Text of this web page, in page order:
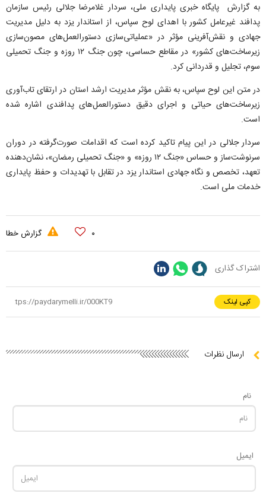
به گزارش پایگاه خبری پایداری ملی، سردار غلامرضا جلالی رئیس سازمان
پدافند غیرعامل کشور با اهدای لوح سپاس، از استاندار یزد به دلیل مدیریت
جهادی و نقش‌آفرینی مؤثر در «عملیاتی‌سازی دستورالعمل‌های مصون‌سازی
زیرساخت‌های کشور» در مقاطع حساسی، چون جنگ ۱۲ روزه و جنگ تحمیلی
سوم، تجلیل و قدردانی کرد.
در متن این لوح سپاس، به نقش مؤثر مدیریت ارشد استان در ارتقای تاب‌آوری
زیرساخت‌های حیاتی و اجرای دقیق دستورالعمل‌های پدافندی اشاره شده
است.
سردار جلالی در این پیام تاکید کرده است که اقدامات صورت‌گرفته در دوران
سرنوشت‌ساز و حساس «جنگ ۱۲ روزه» و «جنگ تحمیلی رمضان»، نشان‌دهنده
تعهد، تخصص و نگاه جهادی استاندار یزد در تقابل با تهدیدات و حفظ پایداری
خدمات ملی است.
۰ گزارش خطا
اشتراک گذاری
کپی لینک
ارسال نظرات
نام
ایمیل